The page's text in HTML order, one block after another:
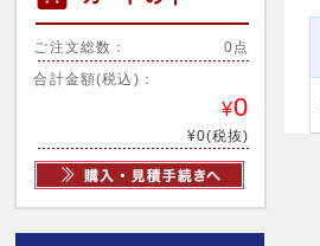
ご注文総数： 0点
合計金額(税込)：
¥0
¥0(税抜)